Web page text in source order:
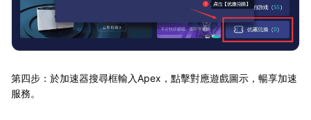
第四步：於加速器搜尋框輸入Apex，點擊對應遊戲圖示，暢享加速
服務。